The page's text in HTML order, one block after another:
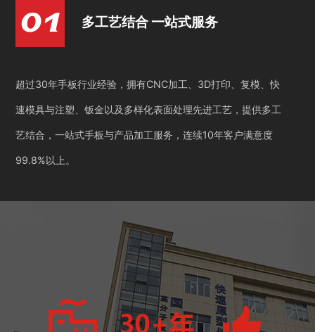
多工艺结合 一站式服务
超过30年手板行业经验，拥有CNC加工、3D打印、复模、快
速模具与注塑、钣金以及多样化表面处理先进工艺，提供多工
艺结合，一站式手板与产品加工服务，连续10年客户满意度
99.8%以上。